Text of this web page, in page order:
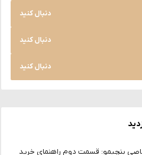
دنبال کنید
دنبال کنید
دنبال کنید
بنچیمو: قسمت دوم راهنمای خرید